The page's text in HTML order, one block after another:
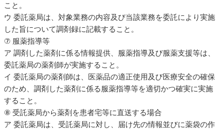
こと。
ウ 委託薬局は、対象業務の内容及び当該業務を委託により実施
した旨について調剤録に記載すること。
⑦ 服薬指導等
ア 調剤した薬剤に係る情報提供、服薬指導及び服薬支援等は、
委託薬局の薬剤師が実施すること。
イ 委託薬局の薬剤師は、医薬品の適正使用及び医療安全の確保
のため、調剤した薬剤に係る服薬指導等を適切かつ確実に実施
すること。
⑧ 受託薬局から薬剤を患者宅等に直送する場合
ア 委託薬局は、受託薬局に対し、届け先の情報並びに薬袋の作